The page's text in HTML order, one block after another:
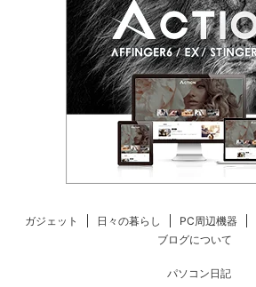
ガジェット 日々の暮らし PC周辺機器
ブログについて
パソコン日記